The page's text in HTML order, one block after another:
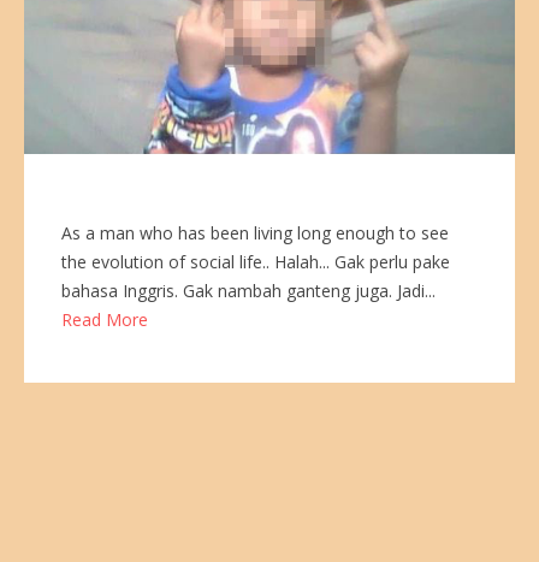
As a man who has been living long enough to see
the evolution of social life.. Halah... Gak perlu pake
bahasa Inggris. Gak nambah ganteng juga. Jadi...
Read More